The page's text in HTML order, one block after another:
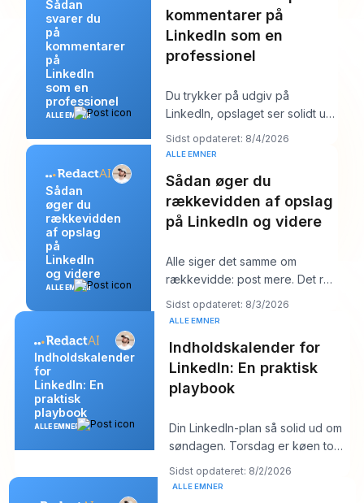
Sådan
svarer du
på
kommentarer
på
LinkedIn
som en
professionel
ALLE EMNER
kommentarer på
LinkedIn som en
professionel
Du trykker på udgiv på
LinkedIn, opslaget ser solidt ud,
og så begynder arbejdet. Et
par kommentarer
Sidst opdateret: 8/4/2026
Sådan
øger du
rækkevidden
af opslag
på
LinkedIn
og videre
ALLE EMNER
ALLE EMNER
Sådan øger du
rækkevidden af opslag
på LinkedIn og videre
Alle siger det samme om
rækkevidde: post mere. Det råd
lyder produktivt, men det
skjuler som regel k
Sidst opdateret: 8/3/2026
Indholdskalender
for
LinkedIn: En
praktisk
playbook
ALLE EMNER
ALLE EMNER
Indholdskalender for
LinkedIn: En praktisk
playbook
Din LinkedIn-plan så solid ud om
søndagen. Torsdag er køen tom,
hooket du kunne lide føles fladt,
og
Sidst opdateret: 8/2/2026
ALLE EMNER